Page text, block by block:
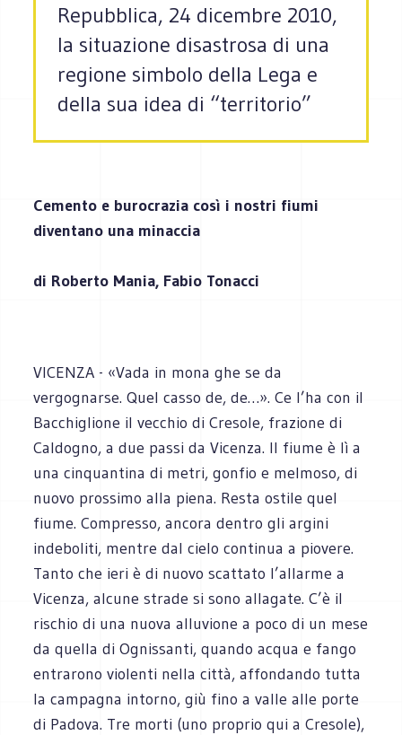
Repubblica, 24 dicembre 2010,
la situazione disastrosa di una
regione simbolo della Lega e
della sua idea di “territorio”
Cemento e burocrazia così i nostri fiumi
diventano una minaccia
di Roberto Mania, Fabio Tonacci
VICENZA - «Vada in mona ghe se da
vergognarse. Quel casso de, de…». Ce l’ha con il
Bacchiglione il vecchio di Cresole, frazione di
Caldogno, a due passi da Vicenza. Il fiume è lì a
una cinquantina di metri, gonfio e melmoso, di
nuovo prossimo alla piena. Resta ostile quel
fiume. Compresso, ancora dentro gli argini
indeboliti, mentre dal cielo continua a piovere.
Tanto che ieri è di nuovo scattato l’allarme a
Vicenza, alcune strade si sono allagate. C’è il
rischio di una nuova alluvione a poco di un mese
da quella di Ognissanti, quando acqua e fango
entrarono violenti nella città, affondando tutta
la campagna intorno, giù fino a valle alle porte
di Padova. Tre morti (uno proprio qui a Cresole),